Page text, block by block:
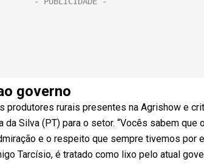
governo
produtores rurais presentes na Agrishow e
Silva (PT) para o setor. “Vocês sabem que
e o respeito que sempre tivemos por
Tarcísio, é tratado como lixo pelo atual